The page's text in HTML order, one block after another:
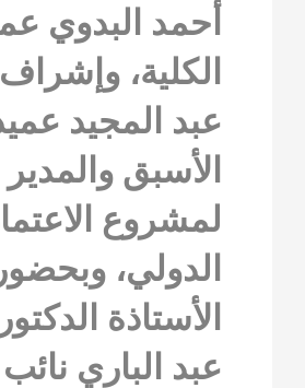
أحمد البدوي
الكلية،
عبد المجيد
الأسبق والمدير
لمشروع
الدولي، وبحضور
الأستاذة
عبد الباري